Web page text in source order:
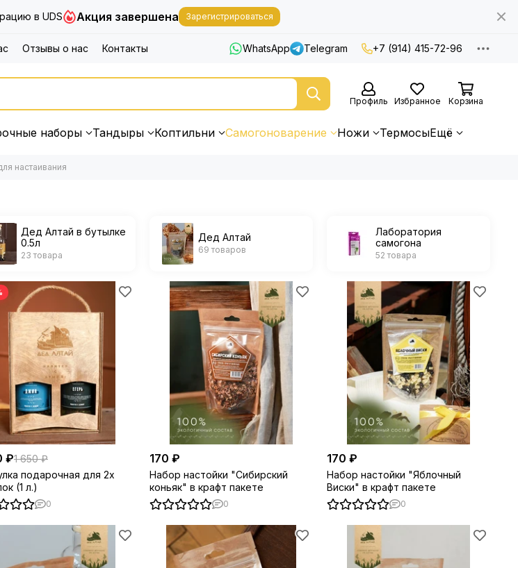
в UDS Акция завершена Зарегистрироваться
Отзывы о нас Контакты WhatsApp Telegram +7 (914) 415-72-96
Профиль Избранное Корзина
наборы Тандыры Коптильни Самогоноварение Ножи ТермосыЕщё
настаивания
Дед Алтай в бутылке
0.5л
23 товара
Дед Алтай
69 товаров
Лаборатория
самогона
52 товара
₽1 650 ₽
подарочная для 2х
(1 л.)
0
170 ₽
Набор настойки "Сибирский
коньяк" в крафт пакете
0
170 ₽
Набор настойки "Яблочный
Виски" в крафт пакете
0